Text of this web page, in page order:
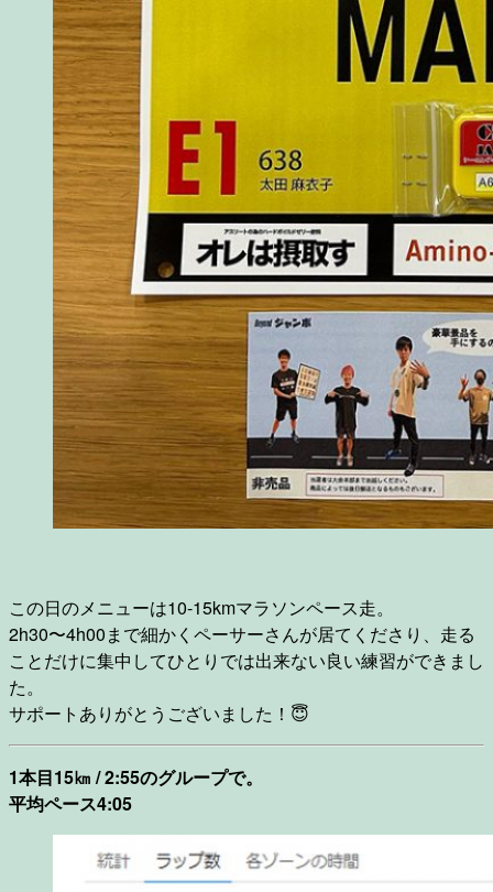
この日のメニューは10-15kmマラソンペース走。
2h30〜4h00まで細かくペーサーさんが居てくださり、走る
ことだけに集中してひとりでは出来ない良い練習ができまし
た。
サポートありがとうございました！😇
1本目15㎞ / 2:55のグループで。
平均ペース4:05